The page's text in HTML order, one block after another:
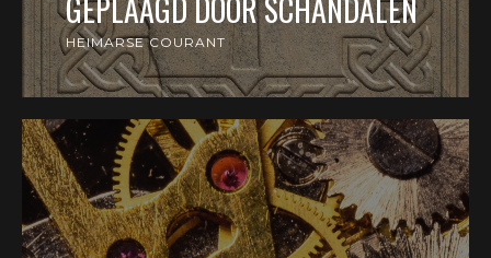
GEPLAAGD DOOR SCHANDALEN
HEIMARSE COURANT